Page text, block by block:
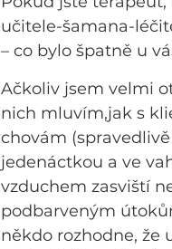
učitele-šamana-
– co bylo špatně u
Ačkoliv jsem velmi
nich mluvím,jak s
chovám
jedenáctkou a ve
vzduchem zasviští
podbarveným
někdo rozhodne, že